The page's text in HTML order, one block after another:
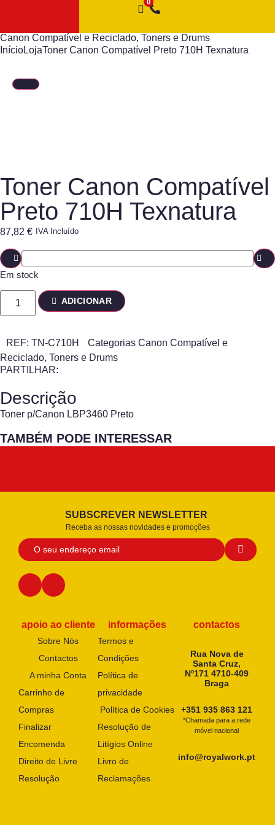
Canon Compatível e Reciclado, Toners e Drums
InícioLojaToner Canon Compatível Preto 710H Texnatura
Toner Canon Compatível
Preto 710H Texnatura
87,82 € IVA Incluído
Em stock
ADICIONAR
REF: TN-C710H Categorias Canon Compatível e
Reciclado, Toners e Drums
PARTILHAR:
Descrição
Toner p/Canon LBP3460 Preto
TAMBÉM PODE INTERESSAR
SUBSCREVER NEWSLETTER
Receba as nossas novidades e promoções
apoio ao cliente
Sobre Nós
Contactos
A minha Conta
Carrinho de
Compras
Finalizar
Encomenda
Direito de Livre
Resolução
informações
Termos e
Condições
Política de
privacidade
Política de Cookies
Resolução de
Litígios Online
Livro de
Reclamações
contactos
Rua Nova de
Santa Cruz,
Nº171 4710-409
Braga
+351 935 863 121
*Chamada para a rede
móvel nacional
info@royalwork.pt